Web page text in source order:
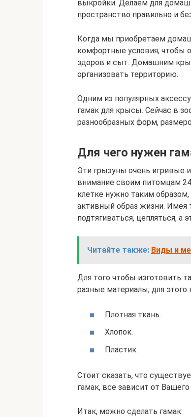
выкройки. Делаем для
пространство правильно и
Когда мы приобретаем
комфортные условия, чтобы
здоров и сыт. Домашним
организовать территорию.
Одним из популярных
гамак для крысы. Сейчас в
разнообразных форм,
Для чего нужен
Эти грызуны очень игривые
внимание своим питомцам 24
клетке нужно таким
активный образ жизни. Имея
подтягиваться, цепляться, а
Читайте также: Виды и
Для того чтобы изготовить
разные материалы, для этого
Плотная ткань.
Хлопок.
Пластик.
Стоит сказать, что
гамак, все зависит от
Итак, можно сделать гамак: